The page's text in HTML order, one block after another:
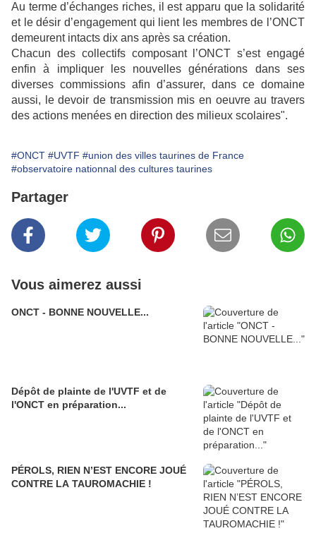
Au terme d’échanges riches, il est apparu que la solidarité
et le désir d’engagement qui lient les membres de l’ONCT
demeurent intacts dix ans après sa création.
Chacun des collectifs composant l’ONCT s’est engagé
enfin à impliquer les nouvelles générations dans ses
diverses commissions afin d’assurer, dans ce domaine
aussi, le devoir de transmission mis en oeuvre au travers
des actions menées en direction des milieux scolaires".
#ONCT #UVTF #union des villes taurines de France
#observatoire nationnal des cultures taurines
Partager
Vous aimerez aussi
ONCT - BONNE NOUVELLE...
Dépôt de plainte de l'UVTF et de
l'ONCT en préparation...
PÉROLS, RIEN N’EST ENCORE JOUÉ
CONTRE LA TAUROMACHIE !